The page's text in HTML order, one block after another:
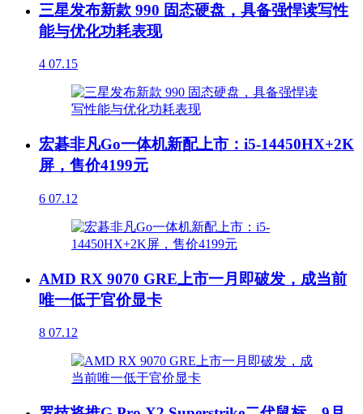
三星发布新款 990 固态硬盘，具备强悍读写性
能与优化功耗表现
4 07.15
宏碁非凡Go一体机新配上市：i5-14450HX+2K
屏，售价4199元
6 07.12
AMD RX 9070 GRE上市一月即破发，成当前
唯一低于官价显卡
8 07.12